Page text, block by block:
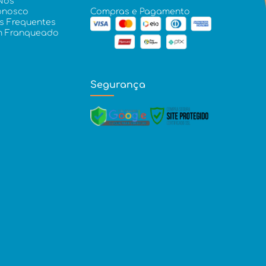
Frequentes
Franqueado
Compras e Pagamento
Segurança